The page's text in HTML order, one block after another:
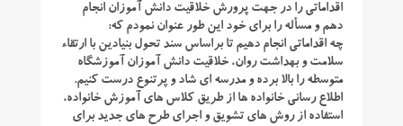
اقداماتی را در جهت پرورش خلاقیت دانش آموزان انجام
دهم و مسأله را برای خود این طور عنوان نمودم که:
چه اقداماتی انجام دهیم تا براساس سند تحول بنیادین با ارتقاء
سلامت و بهداشت روان، خلاقیت دانش آموزان آموزشگاه
متوسطه را بالا برده و مدرسه ای شاد و پرتنوع درست کنیم.
اطلاع رسانی خانواده ها از طریق کلاس های آموزش خانواده،
استفاده از روش های تشویق و اجرای طرح های جدید برای